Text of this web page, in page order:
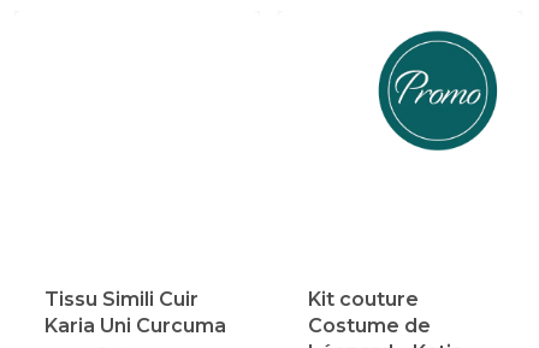
Tissu Simili Cuir
Karia Uni Curcuma
Kit couture
Costume de